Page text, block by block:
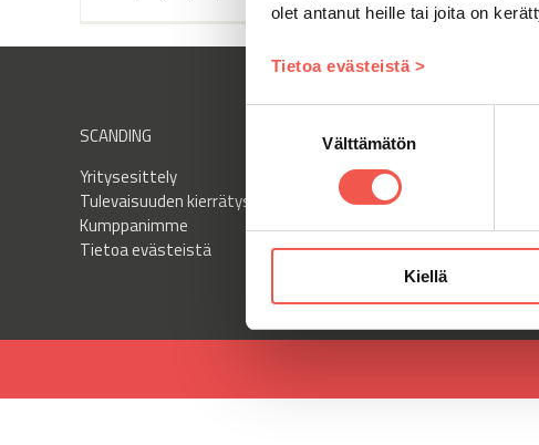
olet antanut heille tai joita on
Tietoa evästeistä >
Välttämätön
Kiellä
SCANDING
Yritysesittely
Tulevaisuuden kierrätys
Kumppanimme
Tietoa evästeistä
PALVELUT
Palvelut
Ylläpito ja huolto
Sopimusasiakkuus